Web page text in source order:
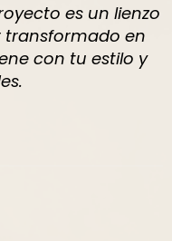
es un lienzo
transformado en
con tu estilo y